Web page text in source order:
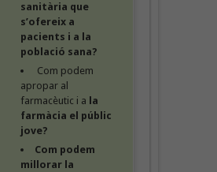
sanitària que
s’ofereix a
pacients i a la
població sana?
Com podem
apropar al
farmacèutic i a la
farmàcia el públic
jove?
Com podem
millorar la